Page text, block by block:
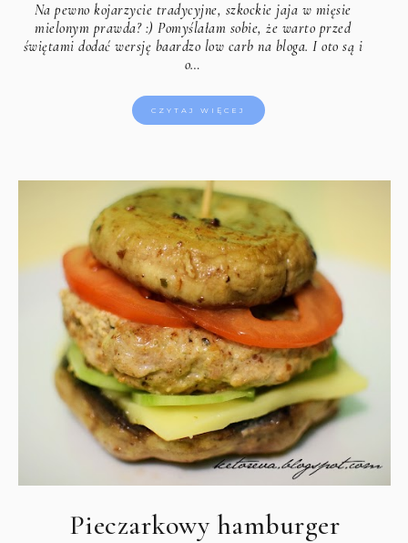
Na pewno kojarzycie tradycyjne, szkockie jaja w mięsie
mielonym prawda? :) Pomyślałam sobie, że warto przed
świętami dodać wersję baardzo low carb na bloga. I oto są i
o…
CZYTAJ WIĘCEJ
Pieczarkowy hamburger